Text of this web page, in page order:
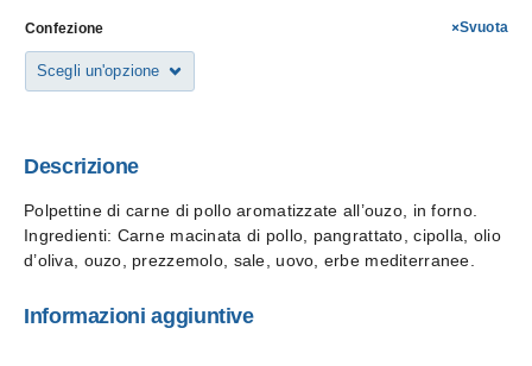
Confezione Svuota
Descrizione
Polpettine di carne di pollo aromatizzate all’ouzo, in forno.
Ingredienti: Carne macinata di pollo, pangrattato, cipolla, olio
d’oliva, ouzo, prezzemolo, sale, uovo, erbe mediterranee.
Informazioni aggiuntive